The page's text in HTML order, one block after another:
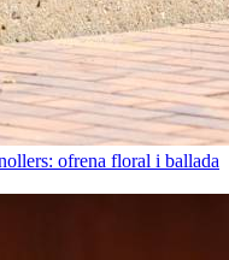
ofrena floral i ballada